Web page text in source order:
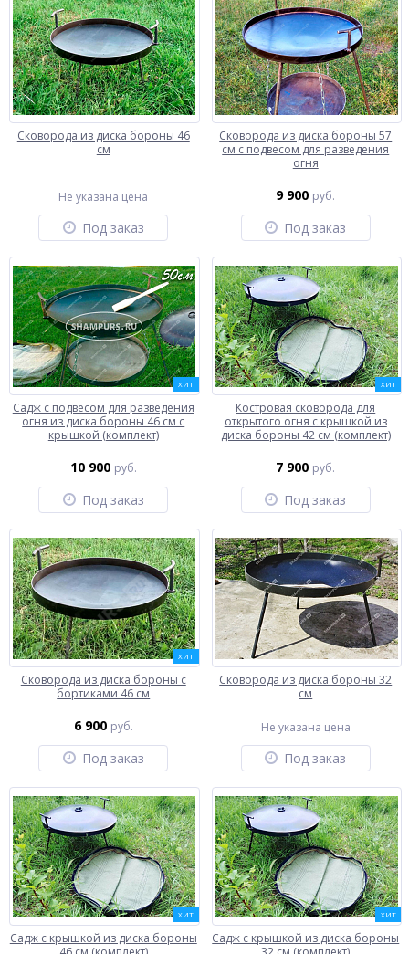
Сковорода из диска бороны 46
см
Не указана цена
Под заказ
Сковорода из диска бороны 57
см с подвесом для разведения
огня
9 900 руб.
Под заказ
ХИТ
Садж с подвесом для разведения
огня из диска бороны 46 см с
крышкой (комплект)
10 900 руб.
Под заказ
ХИТ
Костровая сковорода для
открытого огня с крышкой из
диска бороны 42 см (комплект)
7 900 руб.
Под заказ
ХИТ
Сковорода из диска бороны с
бортиками 46 см
6 900 руб.
Под заказ
Сковорода из диска бороны 32
см
Не указана цена
Под заказ
ХИТ
Садж с крышкой из диска бороны
ХИТ
Садж с крышкой из диска бороны